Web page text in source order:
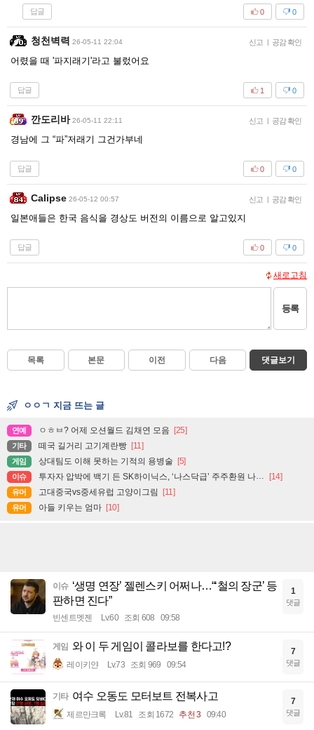
답글 0
0
청천벽력 26-05-11 22:04 신고 | 공감 확인
어렸을 때 '파지래기'라고 불렀어요
답글 0
1
깐도리바 26-05-11 22:11 신고 | 공감 확인
경남에 그 “파”저래기 그건가부네
답글 0
0
Calipse 26-05-12 00:57 신고 | 공감 확인
일본애들은 한국 음식을 경상도 버전의 이름으로 알고있지
답글 0
0
새로고침
등록
목록 본문 이전 다음 댓글보기
ㅇㅇㄱ 지금 뜨는 글
연예 ㅇㅎㅂ? 어제 오션월드 김채연 모음 [25]
기타 떼국 길거리 고기계란빵 [11]
게임 상대팀도 이해 못하는 기적의 용병술 [5]
이슈 투자자 압박에 백기 든 SK하이닉스, ‘나스닥급’ 주주환원 나설까 [14]
유머 고대중국vs중세유럽 고양이그림 [11]
유머 아들 키우는 엄마 [10]
이슈 ‘생명 연장’ 젤렌스키 어쩌나…“‘철의 장군’ 등
판하면 진다”
빈센트멧젠 Lv.60 조회 608 09:58
1
댓글
게임 와 이 두 게임이 콜라보를 한다고!?
레이키얀 Lv.73 조회 969 09:54
7
댓글
기타 여수 오동도 모터보트 전복사고
제르만크록 Lv.81 조회 1672 추천 3 09:40
7
댓글